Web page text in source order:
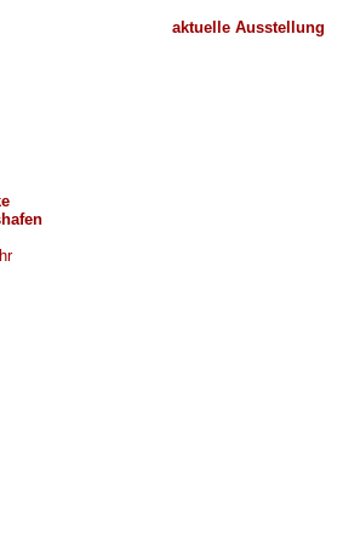
aktuelle Ausstellung